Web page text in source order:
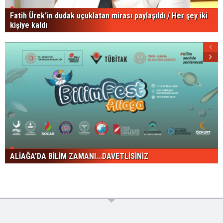
Fatih Ürek'in dudak uçuklatan mirası paylaşıldı / Her şey iki
kişiye kaldı
ALİAĞA'DA BİLİM ZAMANI...DAVETLİSİNİZ